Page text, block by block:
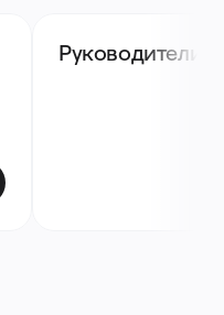
Руководители